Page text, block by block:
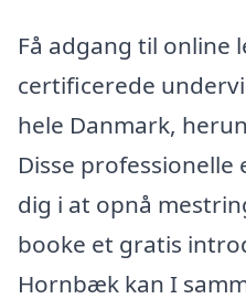
Få adgang til online
certificerede
hele Danmark,
Disse
dig i at opnå
booke et gratis
Hornbæk kan I